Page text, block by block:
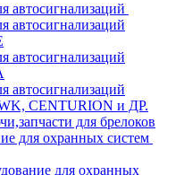
автосигнализаций
автосигнализаций
автосигнализаций
автосигнализаций
CENTURION и ДР.
для брелоков
для охранных систем
для охранных